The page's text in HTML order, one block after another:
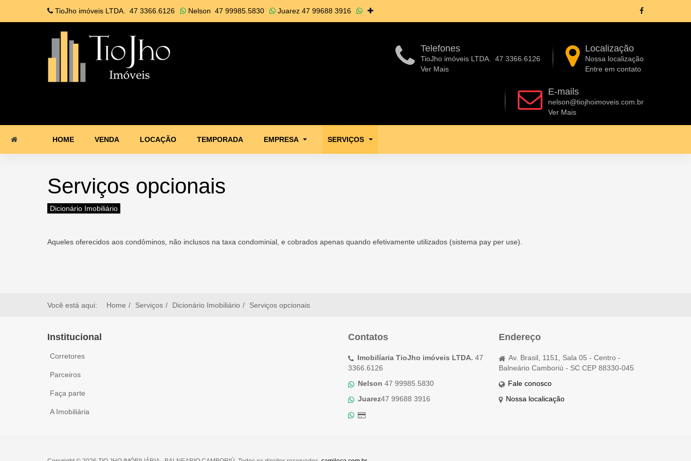
TioJho imóveis LTDA. 47 3366.6126 Nelson 47 99985.5830 Juarez 47 99688 3916
Telefones
TioJho imóveis LTDA.
47 3366.6126
Ver Mais
Localização
Nossa localização
Entre em contato
E-mails
nelson@tiojhoimoveis.com.br
Ver Mais
HOME VENDA LOCAÇÃO TEMPORADA EMPRESA SERVIÇOS
Serviços opcionais
Dicionário Imobiliário
Aqueles oferecidos aos condôminos, não inclusos na taxa condominial, e cobrados apenas quando efetivamente utilizados (sistema pay per use).
Você está aqui: Home Serviços Dicionário Imobiliário Serviços opcionais
Institucional
Corretores
Parceiros
Faça parte
A Imobiliária
Contatos
Imobilíaria TioJho imóveis LTDA. 47
3366.6126
Nelson 47 99985.5830
Juarez47 99688 3916
Endereço
Av. Brasil, 1151, Sala 05 - Centro -
Balneário Camboriú - SC CEP 88330-045
Fale conosco
Nossa localicação